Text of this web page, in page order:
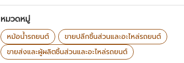
หมวดหมู่
หม้อน้ำรถยนต์
ขายปลีกชิ้นส่วนและอะไหล่รถยนต์
ขายส่งและผู้ผลิตชิ้นส่วนและอะไหล่รถยนต์